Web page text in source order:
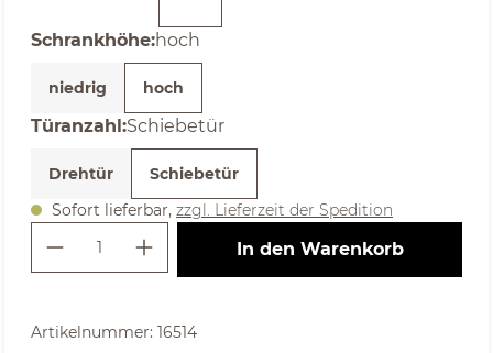
Schrankhöheauswählen
:hoch
niedrig hoch
Türanzahlauswählen
:Schiebetür
Drehtür
Schiebetür
Sofort lieferbar, zzgl. Lieferzeit der Spedition
Produkt Anzahl: Gib den
In den Warenkorb
Artikelnummer: 16514